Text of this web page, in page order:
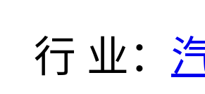
行 业：